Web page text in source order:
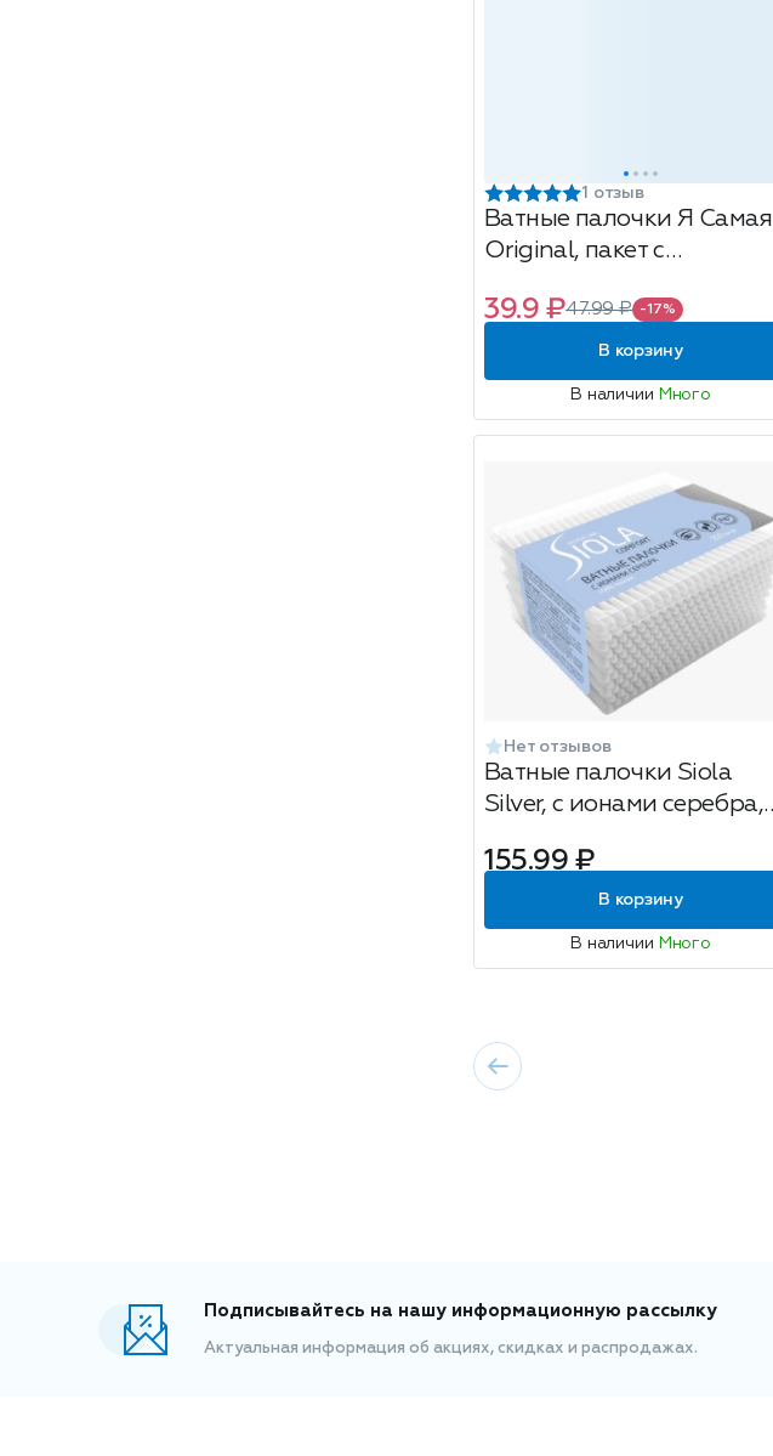
1 отзыв
Ватные палочки Я Самая
Original, пакет с
39.9 ₽47.99 ₽ -17%
В корзину
В наличии Много
Нет отзывов
Ватные палочки Siola
Silver, с ионами серебра,
155.99 ₽
В корзину
В наличии Много
Подписывайтесь на нашу информационную рассылку
Актуальная информация об акциях, скидках и распродажах.